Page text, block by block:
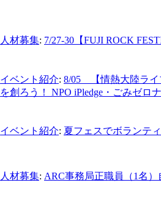
人材募集: 7/27-30【FUJI ROCK
イベント紹介: 8/05 【情熱大陸ライ
を創ろう！ NPO iPledge・ごみゼロ
イベント紹介: 夏フェスでボランテ
人材募集: ARC事務局正職員（1名